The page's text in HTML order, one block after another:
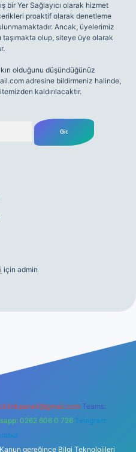
bir Yer Sağlayıcı olarak hizmet
proaktif olarak denetleme
Ancak, üyelerimiz
olup, siteye üye olarak
olduğunu düşündüğünüz
adresine bildirmeniz halinde,
kaldırılacaktır.
için admin
Teams:
0262 606 0 726 Telegram:
Kanun gereğince Bilgi Teknolojileri